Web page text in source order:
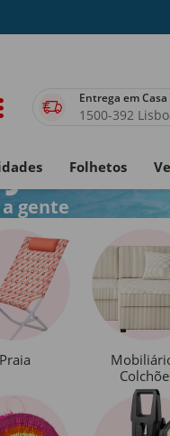
Entrega em Casa
1500-392
Folhetos
gente
Praia